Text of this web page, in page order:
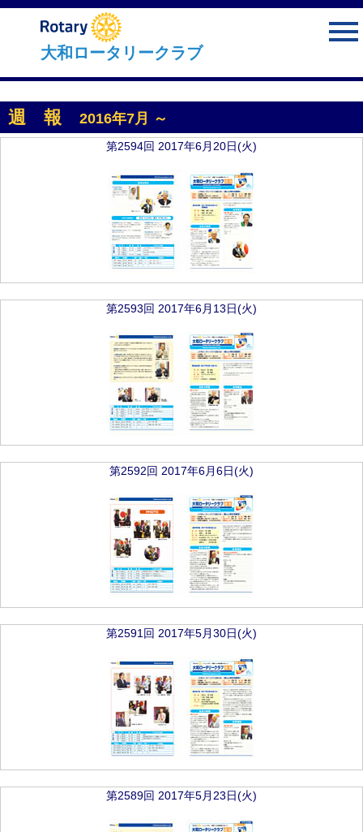
大和ロータリークラブ
menu
週 報 2016年7月 ～
第2594回 2017年6月20日(火)
第2593回 2017年6月13日(火)
第2592回 2017年6月6日(火)
第2591回 2017年5月30日(火)
第2589回 2017年5月23日(火)